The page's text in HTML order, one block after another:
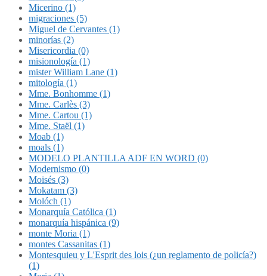
Micerino (1)
migraciones (5)
Miguel de Cervantes (1)
minorías (2)
Misericordia (0)
misionología (1)
mister William Lane (1)
mitología (1)
Mme. Bonhomme (1)
Mme. Carlès (3)
Mme. Cartou (1)
Mme. Staël (1)
Moab (1)
moals (1)
MODELO PLANTILLA ADF EN WORD (0)
Modernismo (0)
Moisés (3)
Mokatam (3)
Molóch (1)
Monarquía Católica (1)
monarquía hispánica (9)
monte Moria (1)
montes Cassanitas (1)
Montesquieu y L'Esprit des lois (¿un reglamento de policía?)
(1)